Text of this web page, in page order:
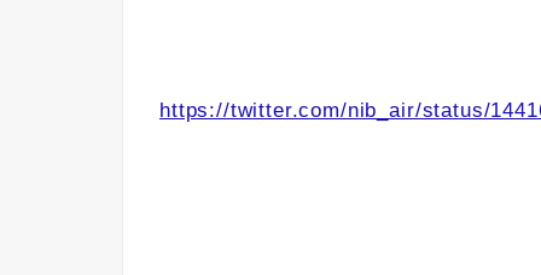
https://twitter.com/nib_air/status/